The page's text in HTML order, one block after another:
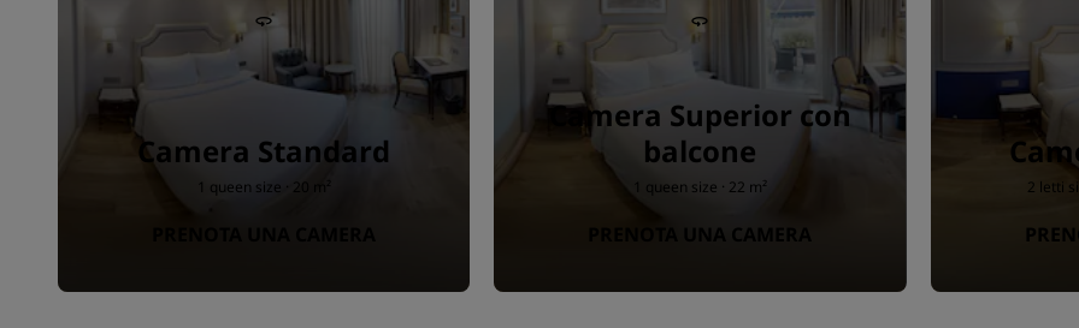
Camera Standard
1 queen size · 20 m²
Camera Superior con
balcone
1 queen size · 22 m²
PRENOTA UNA CAMERA
2 letti